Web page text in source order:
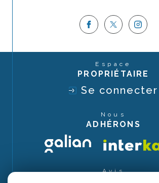
Espace
PROPRIÉTAIRE
Se connecter
Nous
ADHÉRONS
Avis